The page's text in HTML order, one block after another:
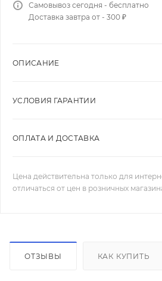
Самовывоз сегодня - бесплатно
Доставка завтра от - 300 ₽
ОПИСАНИЕ
УСЛОВИЯ ГАРАНТИИ
ОПЛАТА И ДОСТАВКА
Цена действительна только для
отличаться от цен в розничных
ОТЗЫВЫ КАК КУПИТЬ